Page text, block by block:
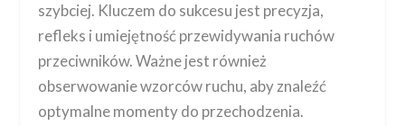
szybciej. Kluczem do sukcesu jest precyzja,
refleks i umiejętność przewidywania ruchów
przeciwników. Ważne jest również
obserwowanie wzorców ruchu, aby znaleźć
optymalne momenty do przechodzenia.